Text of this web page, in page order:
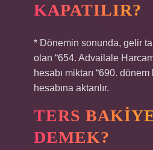
KAPATILIR?
* Dönemin sonunda, gelir
olan “654. Advailale
hesabı miktarı “690. dönem
hesabına aktarılır.
TERS
DEMEK?